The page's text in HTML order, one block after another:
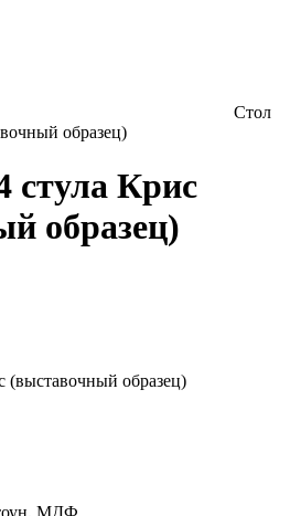
Стол
образец)
стула Крис
образец)
МДФ